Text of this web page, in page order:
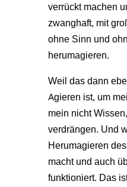
verrückt machen
zwanghaft, mit
ohne Sinn und
herumagieren.
Weil das dann
Agieren ist, um
mein nicht
verdrängen. Und
Herumagieren
macht und auch
funktioniert. Das